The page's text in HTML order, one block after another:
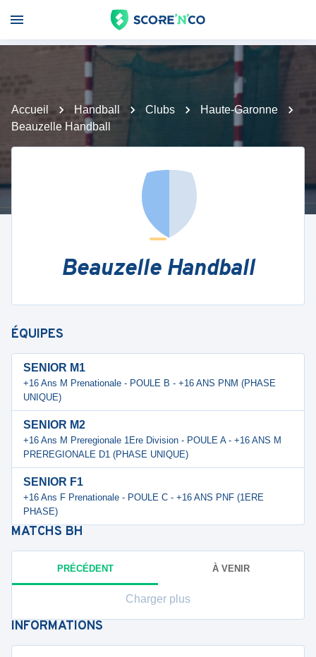
Accueil Handball Clubs
Haute-Garonne
Beauzelle Handball
Beauzelle Handball
ÉQUIPES
SENIOR M1
+16 Ans M Prenationale - POULE B - +16 ANS PNM (PHASE
UNIQUE)
SENIOR M2
+16 Ans M Preregionale 1Ere Division - POULE A - +16 ANS M
PREREGIONALE D1 (PHASE UNIQUE)
SENIOR F1
+16 Ans F Prenationale - POULE C - +16 ANS PNF (1ERE
PHASE)
MATCHS BH
PRÉCÉDENT À VENIR
Charger plus
INFORMATIONS